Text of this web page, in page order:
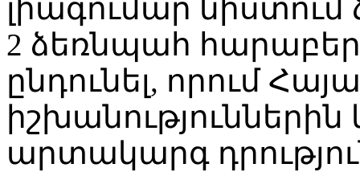
լիագումար նիստում
2 ձեռնպահ
ընդունել, որում
իշխանություններին
արտակարգ